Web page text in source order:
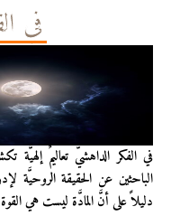
في
في الفكر الداهشيّ تعاليمٌ
الباحثين عن الحقيقة الروحيَّة
دليلاً على أنَّ المادَّة ليست هي